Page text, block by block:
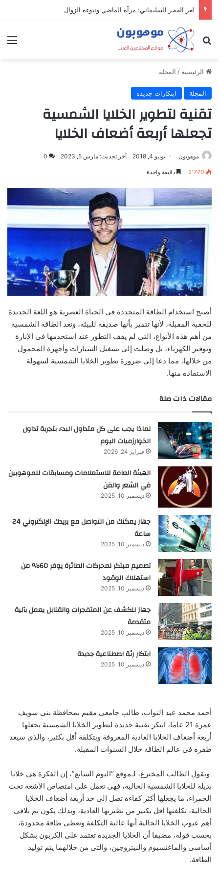
لغز الحجر السليماني: مرآة الماضي ونبوءة الزوال
بحث عن
الرئيسية / المجلة
المجلة ابتكارات جديده
تقنية لتطوير الخلايا الشمسية
تجعلها أربعة أضعاف الخلايا
موهوبون يونيو 4, 2018 آخر تحديث: مارس 5, 2023 0
2٬770 دقيقة واحدة
أصبح استخدام الطاقة المتجددة فى الحياة العصرية هو اللغة الجديدة
للحقبة المقبلة، لأنها تتميز بأنها صديقة للبيئة، وتعد الطاقة الشمسية
من أهم هذه الأنواع، التى لم يقف التطور عند استخدمها فى الإنارة
وتوفير الكهرباء، بل وصلت إلى تشغيل السيارات وأجهزة المحمول
من خلالها، مما دعا إلى ضرورة تطوير الخلايا الشمسية لسهولة
الاستفادة منها.
مقالات ذات صلة
لماذا يجب على كل متداول البدء بتجربة تداول
الخوارزميات اليوم
فبراير 24, 2026
الهيئة العامة للاستعلامات ومسابقات للموهوبين
في الشعر والفن
ديسمبر 10, 2025
جهاز يمكنك من التواصل مع بريدك الإلكتروني 24
ساعة
ديسمبر 10, 2025
تصميم مبتكر لمحركات الطائرة يوفر 60% من
استهلاك الوقود
ديسمبر 10, 2025
جهاز للكشف عن المتفجرات والقنابل يعمل بآلية
متقدمة
ديسمبر 10, 2025
ابتكار رئة اصطناعية جديدة
ديسمبر 10, 2025
أحمد محمد عبد التواب، طالب جامعى مقيم بمحافظة بنى سويف
عمرة 21 عاما، ابتكر تقنية جديدة لتطوير الخلايا الشمسية تجعلها
أربعة أضعاف الخلايا العادية المعروفة وبتكلفة أقل بكثير، والذى سيعد
طفرة فى عالم الطاقة خلال السنوات المقبلة.
ويقول الطالب المخترع، لـموقع “اليوم السابع”، إن الفكرة هى خلايا
بديلة للخلايا الشمسية الحالية، فهى تعمل على امتصاص الأشعة تحت
الحمراء، ما يجعلها أكثر كفاءة تصل إلى حد أربعة أضعاف الخلايا
الحالية، تكلفتها أقل بكثير من نظيرتها العادية، وبذلك يكون تم تلافى
أهم عيوب الخلايا الحالية أنها عالية التكلفة وتعطى طاقة محدودة،
بحسب قوله، مضيفا أن الخلايا الجديدة تعتمد على الكربون بشكل
أساسى والماغنسيوم والنيتروجين، والتى من خلالهما يتم توليد
الطاقة.